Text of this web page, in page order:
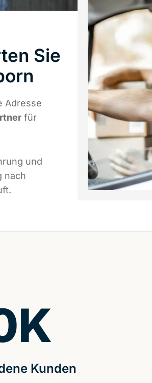
Sie
Adresse
für
und
nach
Kunden
K